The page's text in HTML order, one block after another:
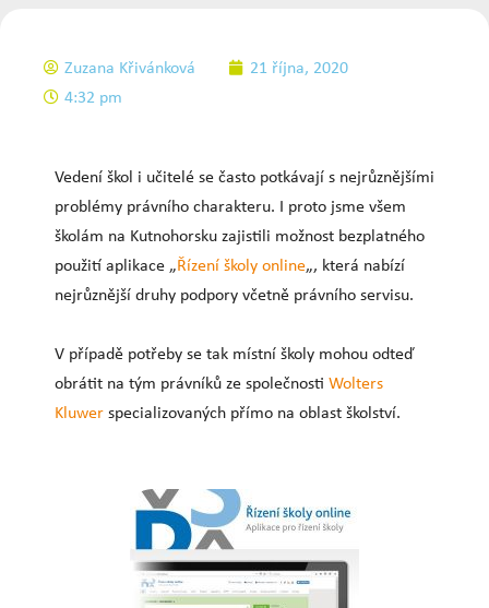
Zuzana Křivánková
21 října, 2020
4:32 pm
Vedení škol i učitelé se často potkávají s nejrůznějšími
problémy právního charakteru. I proto jsme všem
školám na Kutnohorsku zajistili možnost bezplatného
použití aplikace „Řízení školy online„, která nabízí
nejrůznější druhy podpory včetně právního servisu.
V případě potřeby se tak místní školy mohou odteď
obrátit na tým právníků ze společnosti Wolters
Kluwerspecializovaných přímo na oblast školství.